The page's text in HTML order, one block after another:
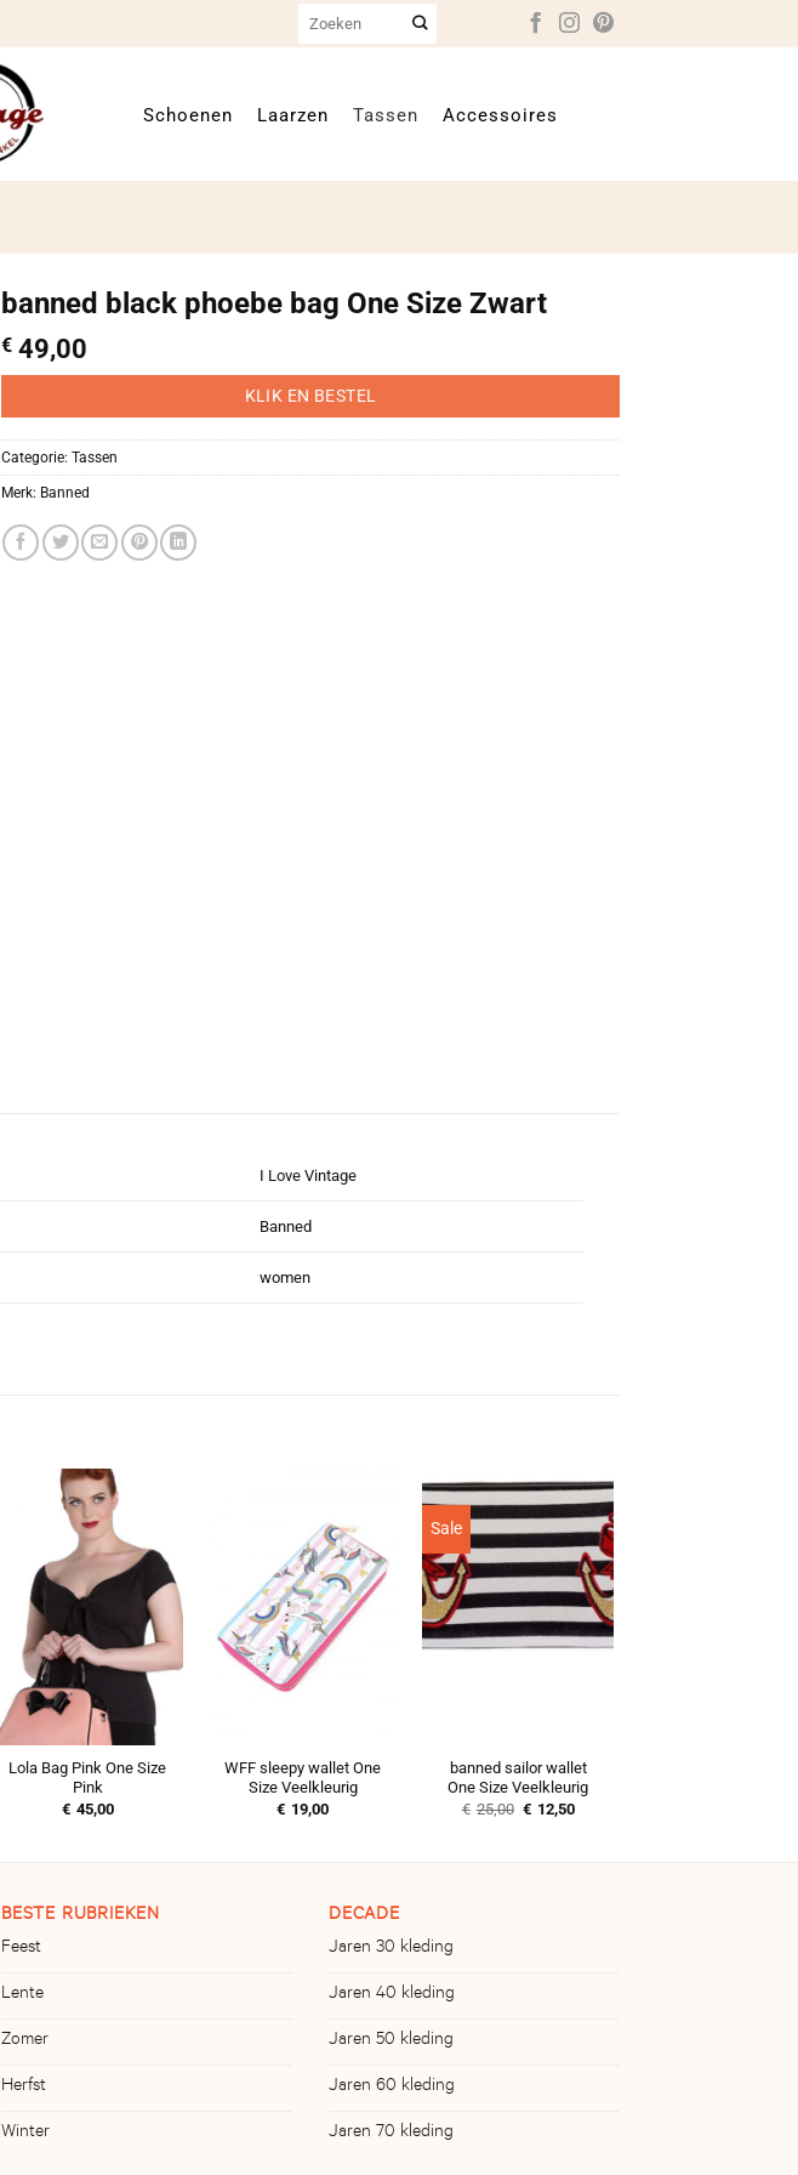
naar:
Schoenen Laarzen Tassen Accessoires
banned black phoebe bag One Size Zwart
€ 49,00
KLIK EN BESTEL
Categorie: Tassen
Merk: Banned
I Love Vintage
Banned
women
Lola Bag Pink One Size
Pink
€ 45,00
WFF sleepy wallet One
Size Veelkleurig
€ 19,00
Sale
banned sailor wallet
One Size Veelkleurig
€ 25,00 Oorspronkelijke
€ 12,50Huidige
BESTE RUBRIEKEN
Feest
Lente
Zomer
Herfst
Winter
DECADE
Jaren 30 kleding
Jaren 40 kleding
Jaren 50 kleding
Jaren 60 kleding
Jaren 70 kleding